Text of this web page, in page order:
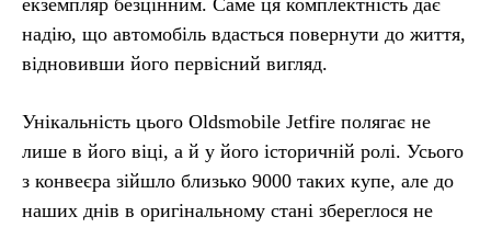
екземпляр безцінним. Саме ця комплектність дає
надію, що автомобіль вдасться повернути до життя,
відновивши його первісний вигляд.
Унікальність цього Oldsmobile Jetfire полягає не
лише в його віці, а й у його історичній ролі. Усього
з конвеєра зійшло близько 9000 таких купе, але до
наших днів в оригінальному стані збереглося не